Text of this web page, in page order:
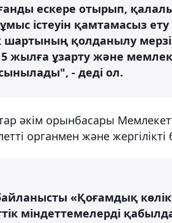
ескере отырып,
істеуін қамтамасыз
шартының қолданылу
жылға ұзарту және
- деді ол.
әкім орынбасары
органмен және
«Қоғамдық
міндеттемелерді